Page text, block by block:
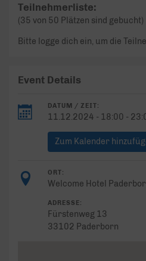
Teilnehmerliste:
(35 von 50 Plätzen sind gebucht)
Bitte logge dich ein, um die
Event Details
DATUM / ZEIT:
11.12.2024 - 18:00 -
Zum Kalender
ORT:
Welcome Hotel
ADRESSE:
Fürstenweg 13
33102 Paderborn